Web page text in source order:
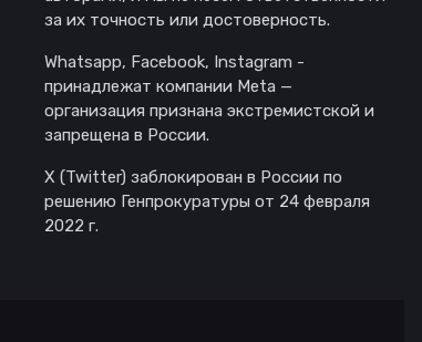
за их точность или достоверность.
Whatsapp, Facebook, Instagram -
принадлежат компании Meta —
организация признана экстремистской и
запрещена в России.
X (Twitter) заблокирован в России по
решению Генпрокуратуры от 24 февраля
2022 г.